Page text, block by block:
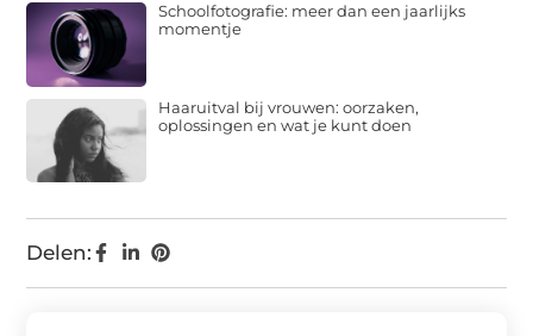
Delen:
Schoolfotografie: meer dan een jaarlijks
momentje
Haaruitval bij vrouwen: oorzaken,
oplossingen en wat je kunt doen